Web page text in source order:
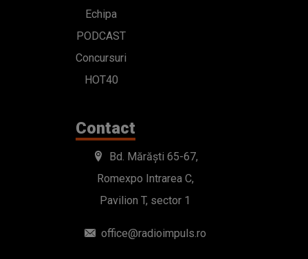
Echipa
PODCAST
Concursuri
HOT40
Contact
Bd. Mărăști 65-67,
Romexpo Intrarea C,
Pavilion T, sector 1
office@radioimpuls.ro